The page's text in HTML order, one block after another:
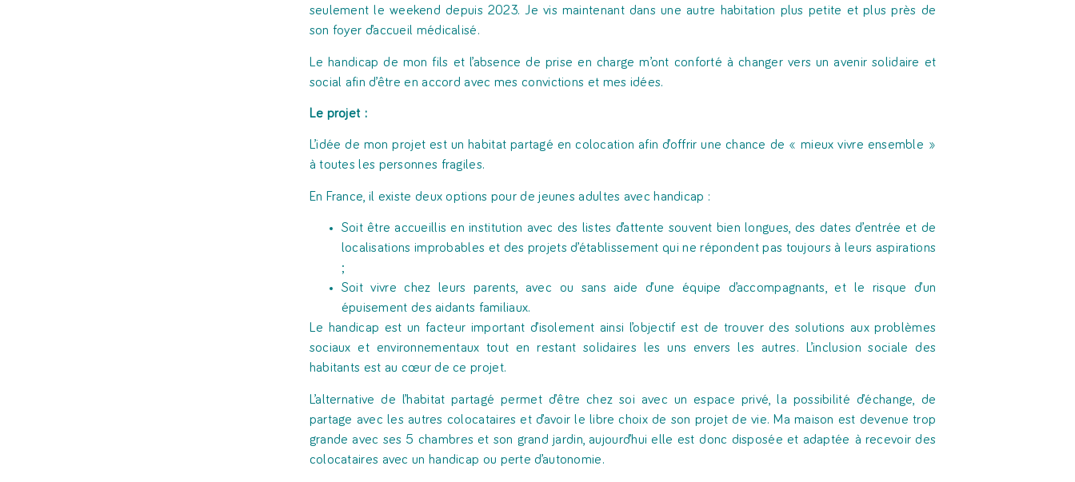
seulement le weekend depuis 2023. Je vis maintenant dans une autre habitation plus petite et plus près de
son foyer d’accueil médicalisé.
Le handicap de mon fils et l’absence de prise en charge m’ont conforté à changer vers un avenir solidaire et
social afin d’être en accord avec mes convictions et mes idées.
Le projet :
L’idée de mon projet est un habitat partagé en colocation afin d’offrir une chance de « mieux vivre ensemble »
à toutes les personnes fragiles.
En France, il existe deux options pour de jeunes adultes avec handicap :
Soit être accueillis en institution avec des listes d’attente souvent bien longues, des dates d’entrée et de
localisations improbables et des projets d’établissement qui ne répondent pas toujours à leurs aspirations
;
Soit vivre chez leurs parents, avec ou sans aide d’une équipe d’accompagnants, et le risque d’un
épuisement des aidants familiaux.
Le handicap est un facteur important d’isolement ainsi l’objectif est de trouver des solutions aux problèmes
sociaux et environnementaux tout en restant solidaires les uns envers les autres. L’inclusion sociale des
habitants est au cœur de ce projet.
L’alternative de l’habitat partagé permet d’être chez soi avec un espace privé, la possibilité d’échange, de
partage avec les autres colocataires et d’avoir le libre choix de son projet de vie. Ma maison est devenue trop
grande avec ses 5 chambres et son grand jardin, aujourd’hui elle est donc disposée et adaptée à recevoir des
colocataires avec un handicap ou perte d’autonomie.